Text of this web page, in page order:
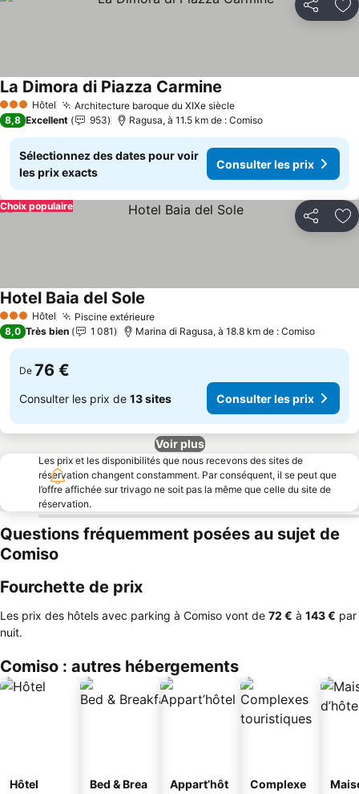
Partager
3 ÉtoilesHôtel Architecture baroque du XIXe siècleConsulter les prix
La Dimora di Piazza Carmine
8,8 Excellent 953 Ragusa, à 11.5 km de : Comiso
Sélectionnez des dates pour voir
les prix exacts
Consulter les prix
Partager
Choix populaire
3 ÉtoilesHôtel Piscine extérieureConsulter les prix
Hotel Baia del Sole
8,0 Très bien 1 081 Marina di Ragusa, à 18.8 km de : Comiso
De 76 €
Consulter les prix de 13 sites Consulter les prix
Voir plus
Les prix et les disponibilités que nous recevons des sites de
réservation changent constamment. Par conséquent, il se peut que
l’offre affichée sur trivago ne soit pas la même que celle du site de
réservation.
Questions fréquemment posées au sujet de
Comiso
Fourchette de prix
Les prix des hôtels avec parking à Comiso vont de ‎72 € à ‎143 € par
nuit.
Comiso : autres hébergements
Hôtel
Bed & Brea
Appart’hôt
Complexe